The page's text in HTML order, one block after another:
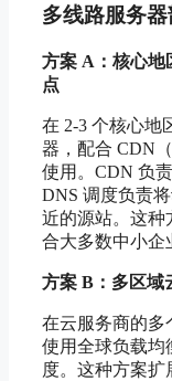
多线路服务
方案 A：核心地
点
在 2-3 个核心地
器，配合 CDN
使用。CDN 负
DNS 调度负责
近的源站。这种
合大多数中小企
方案 B：多区域
在云服务商的多
使用全球负载均
度。这种方案扩